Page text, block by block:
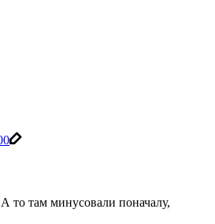
то там минусовали поначалу,